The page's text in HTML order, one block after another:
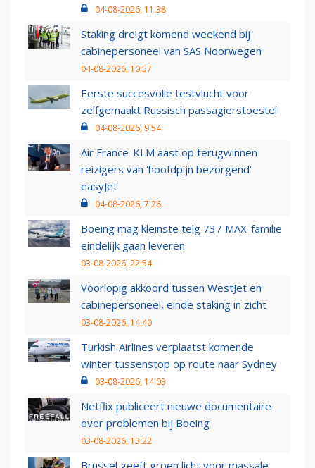
04-08-2026, 11:38
Staking dreigt komend weekend bij
cabinepersoneel van SAS Noorwegen
04-08-2026, 10:57
Eerste succesvolle testvlucht voor
zelfgemaakt Russisch passagierstoestel
04-08-2026, 9:54
Air France-KLM aast op terugwinnen
reizigers van ‘hoofdpijn bezorgend’
easyJet
04-08-2026, 7:26
Boeing mag kleinste telg 737 MAX-familie
eindelijk gaan leveren
03-08-2026, 22:54
Voorlopig akkoord tussen WestJet en
cabinepersoneel, einde staking in zicht
03-08-2026, 14:40
Turkish Airlines verplaatst komende
winter tussenstop op route naar Sydney
03-08-2026, 14:03
Netflix publiceert nieuwe documentaire
over problemen bij Boeing
03-08-2026, 13:22